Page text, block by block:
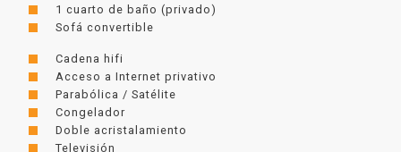
1 cuarto de baño (privado)
Sofá convertible
Cadena hifi
Acceso a Internet privativo
Parabólica / Satélite
Congelador
Doble acristalamiento
Televisión